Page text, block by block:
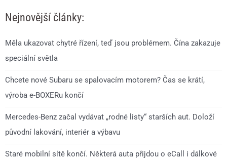
Nejnovější články:
Měla ukazovat chytré řízení, teď jsou problémem. Čína zakazuje
speciální světla
Chcete nové Subaru se spalovacím motorem? Čas se krátí,
výroba e-BOXERu končí
Mercedes-Benz začal vydávat „rodné listy“ starších aut. Doloží
původní lakování, interiér a výbavu
Staré mobilní sítě končí. Některá auta přijdou o eCall i dálkové